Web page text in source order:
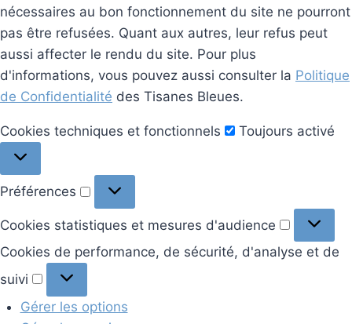
nécessaires au bon fonctionnement du site ne pourront
pas être refusées. Quant aux autres, leur refus peut
aussi affecter le rendu du site. Pour plus
d'informations, vous pouvez aussi consulter la Politique
de Confidentialité des Tisanes Bleues.
Cookies techniques et fonctionnels
Cookies
Toujours activé
Préférences Préférences
Cookies statistiques et mesures d'audience
Cookies
et
Cookies de performance, de sécurité, d'analyse et de
suivi
Cookies
de
performance,
Gérer les options